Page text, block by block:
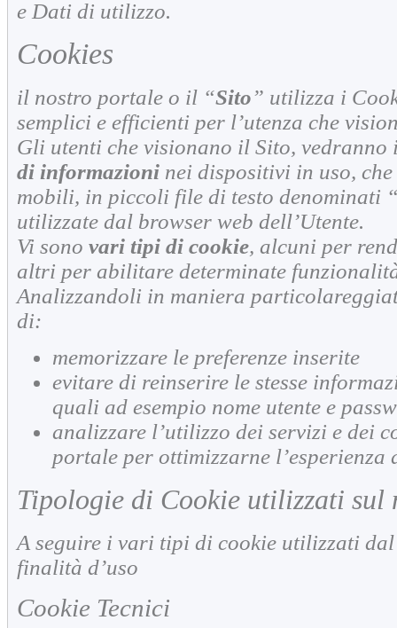
e Dati di utilizzo.
Cookies
il nostro portale o il “Sito” utilizza i
semplici e efficienti per l’utenza che
Gli utenti che visionano il Sito,
di informazioni nei dispositivi in uso,
mobili, in piccoli file di testo denominati
utilizzate dal browser web dell’Utente.
Vi sono vari tipi di cookie, alcuni per
altri per abilitare determinate
Analizzandoli in maniera
di:
memorizzare le preferenze inserite
evitare di reinserire le stesse
quali ad esempio nome utente e
analizzare l’utilizzo dei servizi e dei
portale per ottimizzarne
Tipologie di Cookie utilizzati sul
A seguire i vari tipi di cookie utilizzati
finalità d’uso
Cookie Tecnici